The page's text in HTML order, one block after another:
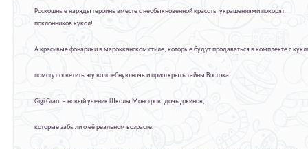
Роскошные наряды героинь вместе с необыкновенной красоты украшениями покорят
поклонников кукол!
А красивые фонарики в марокканском стиле, которые будут продаваться в комплекте с
помогут осветить эту волшебную ночь и приоткрыть тайны Востока!
Gigi Grant – новый ученик Школы Монстров, дочь джинов,
которые забыли о её реальном возрасте.